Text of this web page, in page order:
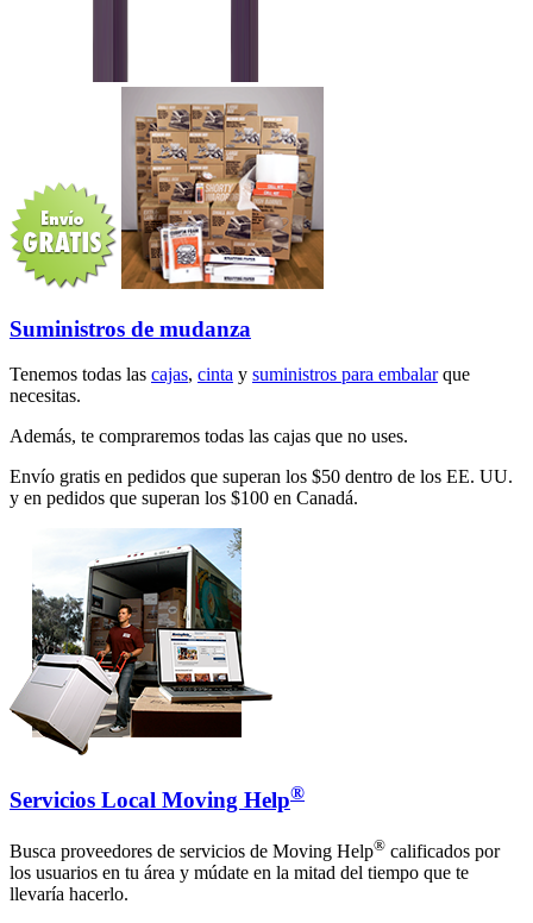
Suministros de mudanza
Tenemos todas las cajas, cinta y suministros para embalarque
necesitas.
Además, te compraremos todas las cajas que no uses.
Envío gratis en pedidos que superan los $50 dentro de los EE. UU.
y en pedidos que superan los $100 en Canadá.
Servicios Local Moving Help®
Busca proveedores de servicios de Moving Help® calificados por
los usuarios en tu área y múdate en la mitad del tiempo que te
llevaría hacerlo.